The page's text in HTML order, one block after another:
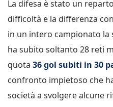
La difesa è stato un
difficoltà e la differenza
in un intero campionato la
ha subito soltanto 28 reti
quota 36 gol subiti in 30
confronto impietoso che
società a svolgere alcune